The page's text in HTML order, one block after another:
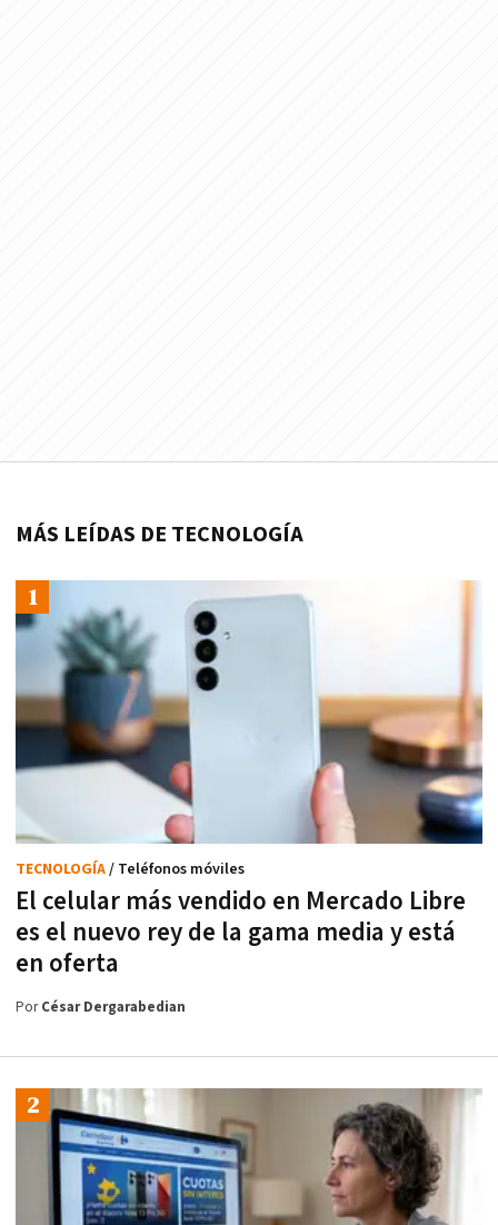
MÁS LEÍDAS DE TECNOLOGÍA
El celular más vendido en Mercado Libre
es el nuevo rey de la gama media y está
en oferta
TECNOLOGÍA/ Teléfonos móviles
PorCésar Dergarabedian